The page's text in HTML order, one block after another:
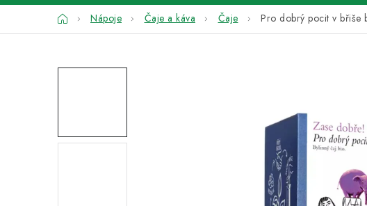
DomůNápoje Čaje a káva Čaje Pro dobrý pocit v břiše